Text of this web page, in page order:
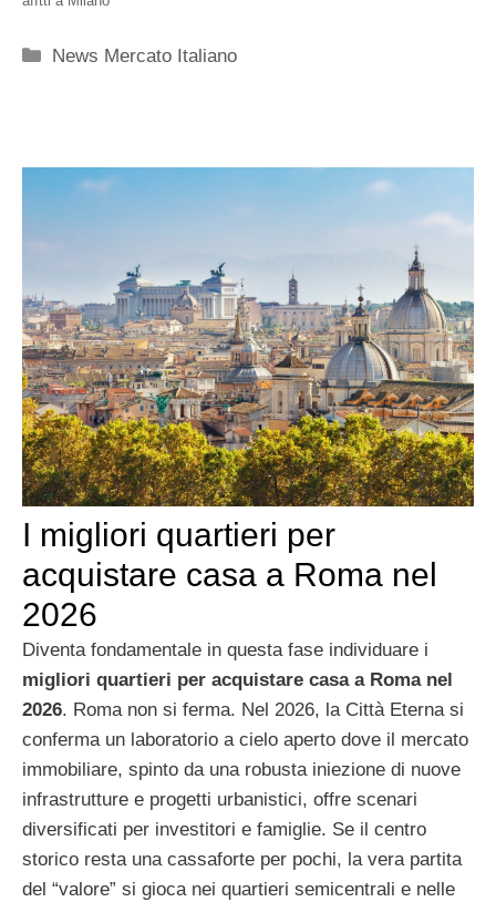
Categorie
News Mercato Italiano
I migliori quartieri per
acquistare casa a Roma nel
2026
Diventa fondamentale in questa fase individuare i
migliori quartieri per acquistare casa a Roma nel
2026. Roma non si ferma. Nel 2026, la Città Eterna si
conferma un laboratorio a cielo aperto dove il mercato
immobiliare, spinto da una robusta iniezione di nuove
infrastrutture e progetti urbanistici, offre scenari
diversificati per investitori e famiglie. Se il centro
storico resta una cassaforte per pochi, la vera partita
del “valore” si gioca nei quartieri semicentrali e nelle